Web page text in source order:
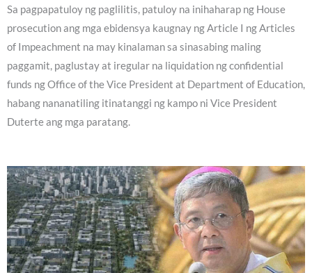
Sa pagpapatuloy ng paglilitis, patuloy na inihaharap ng House
prosecution ang mga ebidensya kaugnay ng Article I ng Articles
of Impeachment na may kinalaman sa sinasabing maling
paggamit, paglustay at iregular na liquidation ng confidential
funds ng Office of the Vice President at Department of Education,
habang nananatiling itinatanggi ng kampo ni Vice President
Duterte ang mga paratang.